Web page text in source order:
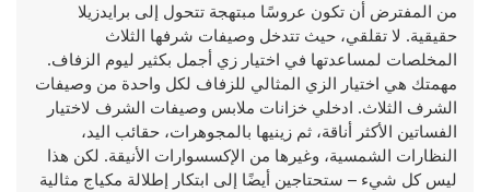
من المفترض أن تكون عروسًا مبتهجة تتحول إلى برايدزيلا
حقيقية. لا تقلقي، حيث تتدخل وصيفات شرفها الثلاث
المخلصات لمساعدتها في اختيار زي أجمل بكثير ليوم الزفاف.
مهمتك هي اختيار الزي المثالي للزفاف لكل واحدة من وصيفات
الشرف الثلاث. ادخلي خزانات ملابس وصيفات الشرف لاختيار
الفساتين الأكثر أناقة، ثم زينيها بالمجوهرات، حقائب اليد،
النظارات الشمسية، وغيرها من الإكسسوارات الأنيقة. لكن هذا
ليس كل شيء – ستحتاجين أيضًا إلى ابتكار إطلالة مكياج مثالية